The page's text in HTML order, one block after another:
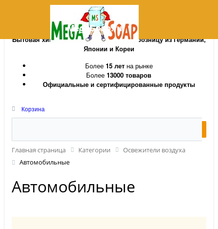
MegaSoap.ru
Бытовая химия и косметика оптом и в розницу из Германии,
Японии и Кореи
Более 15 летна рынке
Более 13000 товаров
Официальные и сертифицированные продукты
Корзина
Главная страница Категории
Освежители воздуха
Автомобильные
Автомобильные